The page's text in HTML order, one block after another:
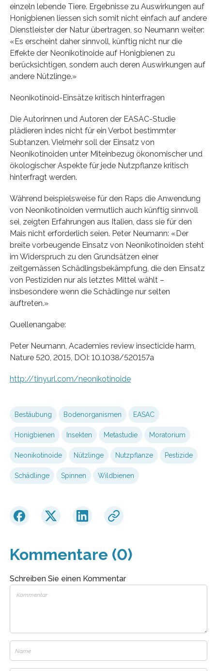
einzeln lebende Tiere. Ergebnisse zu Auswirkungen auf
Honigbienen liessen sich somit nicht einfach auf andere
Dienstleister der Natur übertragen, so Neumann weiter:
«Es erscheint daher sinnvoll, künftig nicht nur die
Effekte der Neonikotinoide auf Honigbienen zu
berücksichtigen, sondern auch deren Auswirkungen auf
andere Nützlinge.»
Neonikotinoid-Einsätze kritisch hinterfragen
Die Autorinnen und Autoren der EASAC-Studie
plädieren indes nicht für ein Verbot bestimmter
Subtanzen. Vielmehr soll der Einsatz von
Neonikotinoiden unter Miteinbezug ökonomischer und
ökologischer Aspekte für jede Nutzpflanze kritisch
hinterfragt werden.
Während beispielsweise für den Raps die Anwendung
von Neonikotinoiden vermutlich auch künftig sinnvoll
sei, zeigten Erfahrungen aus Italien, dass sie für den
Mais nicht erforderlich seien. Peter Neumann: «Der
breite vorbeugende Einsatz von Neonikotinoiden steht
im Widerspruch zu den Grundsätzen einer
zeitgemässen Schädlingsbekämpfung, die den Einsatz
von Pestiziden nur als letztes Mittel wählt –
insbesondere wenn die Schädlinge nur selten
auftreten.»
Quellenangabe:
Peter Neumann, Academies review insecticide harm,
Nature 520, 2015, DOI: 10.1038/520157a
http://tinyurl.com/neonikotinoide
Bestäubung Bodenorganismen EASAC
Honigbienen Insekten Metastudie Moratorium
Neonikotinoide Nützlinge Nutzpflanze Pestizide
Schädlinge Spinnen Wildbienen
Kommentare (0)
Schreiben Sie einen Kommentar